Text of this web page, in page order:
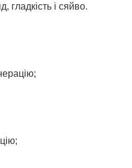
гладкість і сяйво.